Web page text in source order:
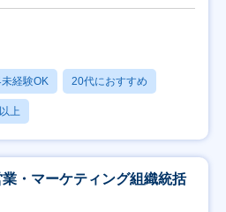
経験OK 20代におすすめ
上
・マーケティング組織統括